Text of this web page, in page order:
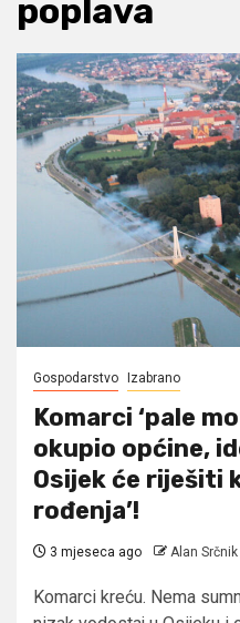
poplava
Gospodarstvo Izabrano
Komarci ‘pale
okupio općine,
Osijek će riješiti
rođenja’!
3 mjeseca ago Alan Srčnik
Komarci kreću. Nema